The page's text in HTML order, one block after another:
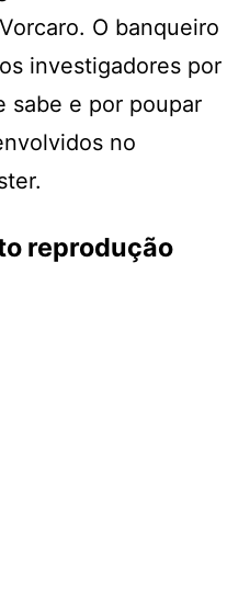
O banqueiro
investigadores por
sabe e por poupar
no
reprodução